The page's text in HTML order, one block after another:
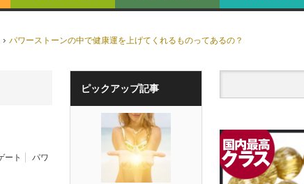
パワーストーンの中で健康運を上げてくれるものってあるの？
ート
パワ
ピックアップ記事